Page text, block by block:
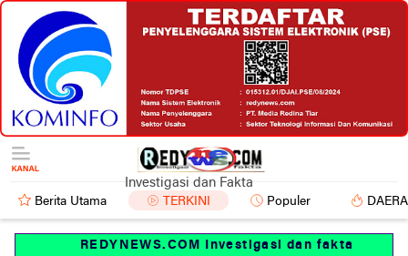
Investigasi dan Fakta
Berita Utama TERKINI Populer
REDYNEWS.COM Investigasi dan fakta